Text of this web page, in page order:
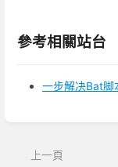
參考相關站台
一步解决Bat脚
進
上一頁